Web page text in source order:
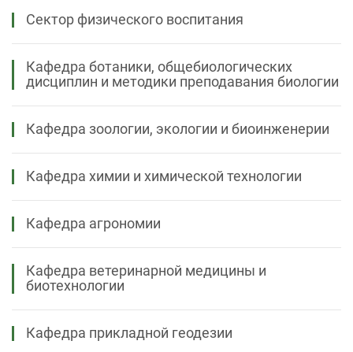
Сектор физического воспитания
Кафедра ботаники, общебиологических
дисциплин и методики преподавания биологии
Кафедра зоологии, экологии и биоинженерии
Кафедра химии и химической технологии
Кафедра агрономии
Кафедра ветеринарной медицины и
биотехнологии
Кафедра прикладной геодезии